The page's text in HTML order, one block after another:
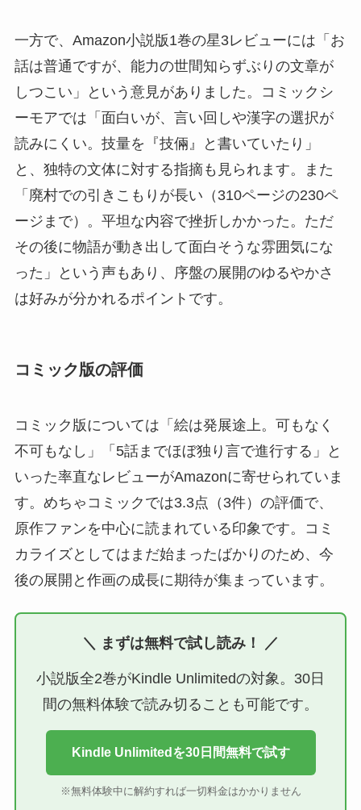
一方で、Amazon小説版1巻の星3レビューには「お
話は普通ですが、能力の世間知らずぶりの文章が
しつこい」という意見がありました。コミックシ
ーモアでは「面白いが、言い回しや漢字の選択が
読みにくい。技量を『技倆』と書いていたり」
と、独特の文体に対する指摘も見られます。また
「廃村での引きこもりが長い（310ページの230ペ
ージまで）。平坦な内容で挫折しかかった。ただ
その後に物語が動き出して面白そうな雰囲気にな
った」という声もあり、序盤の展開のゆるやかさ
は好みが分かれるポイントです。
コミック版の評価
コミック版については「絵は発展途上。可もなく
不可もなし」「5話までほぼ独り言で進行する」と
いった率直なレビューがAmazonに寄せられていま
す。めちゃコミックでは3.3点（3件）の評価で、
原作ファンを中心に読まれている印象です。コミ
カライズとしてはまだ始まったばかりのため、今
後の展開と作画の成長に期待が集まっています。
＼ まずは無料で試し読み！ ／
小説版全2巻がKindle Unlimitedの対象。30日
間の無料体験で読み切ることも可能です。
Kindle Unlimitedを30日間無料で試す
※無料体験中に解約すれば一切料金はかかりません